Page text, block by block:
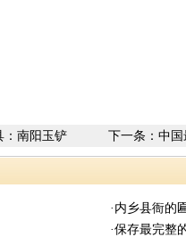
下一条： 中国
：南阳玉铲
·内乡县衙的
·保存最完整